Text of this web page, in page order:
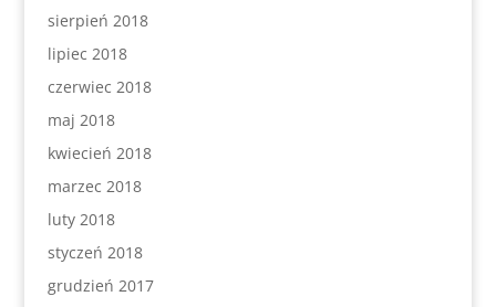
sierpień 2018
lipiec 2018
czerwiec 2018
maj 2018
kwiecień 2018
marzec 2018
luty 2018
styczeń 2018
grudzień 2017